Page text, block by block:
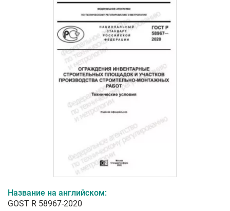
Название на английском:
GOST R 58967-2020